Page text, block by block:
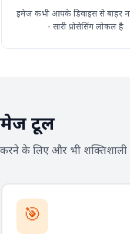
इमेज कभी आपके डिवाइस से बाहर
- सारी प्रोसेसिंग लोकल है
टूल
के लिए और भी
🎯